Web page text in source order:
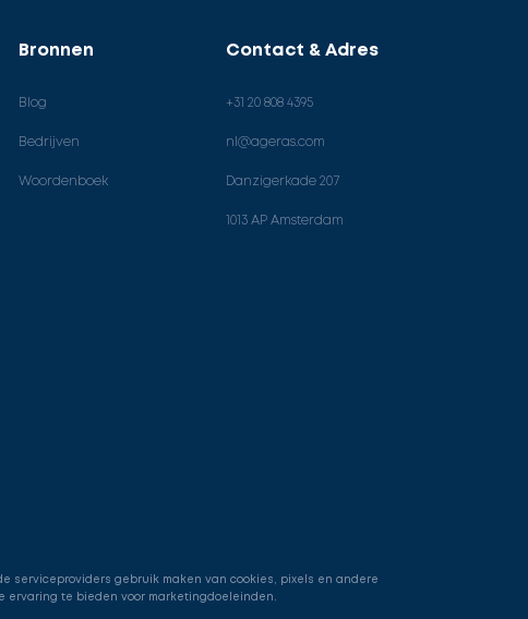
Bronnen
Blog
Bedrijven
Woordenboek
Contact & Adres
+31 20 808 4395
nl@ageras.com
Danzigerkade 207
1013 AP Amsterdam
serviceproviders gebruik maken van cookies, pixels en andere
ervaring te bieden voor marketingdoeleinden.